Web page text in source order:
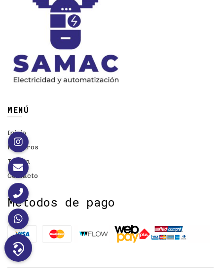
MENÚ
Inicio
Nosotros
Tienda
Contacto
Métodos de pago